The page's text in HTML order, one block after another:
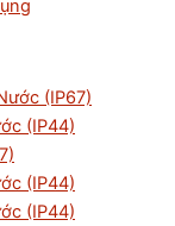
(IP67)
(IP44)
(IP44)
(IP44)